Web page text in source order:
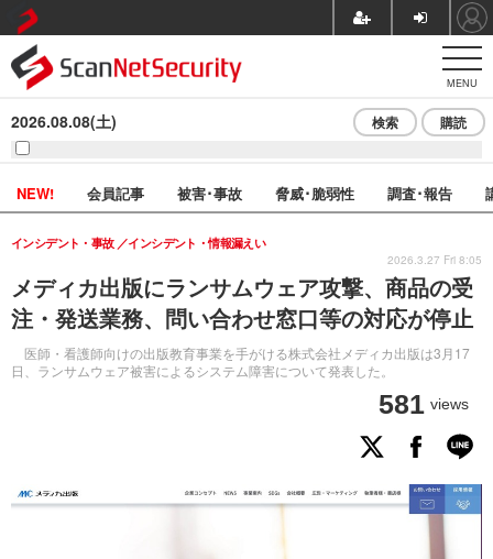
MENU
2026.08.08(土) 検索 購読
NEW! 会員記事 被害･事故 脅威･脆弱性 調査･報告
メディカ出版にランサムウェア攻撃、商品の受
注・発送業務、問い合わせ窓口等の対応が停止
医師・看護師向けの出版教育事業を手がける株式会社メディカ出版は3月17
日、ランサムウェア被害によるシステム障害について発表した。
インシデント・事故 インシデント・情報漏えい
581 views
2026.3.27 Fri 8:05